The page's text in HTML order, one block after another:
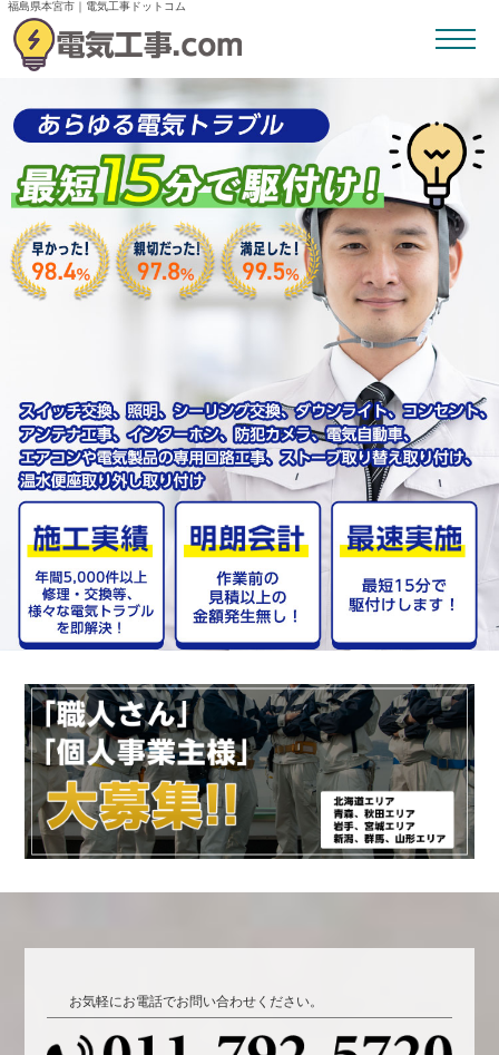
福島県本宮市｜電気工事ドットコム
お気軽にお電話でお問い合わせください。